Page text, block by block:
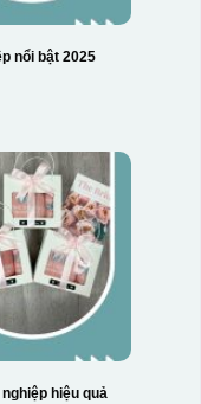
nổi bật 2025
hiệu quả